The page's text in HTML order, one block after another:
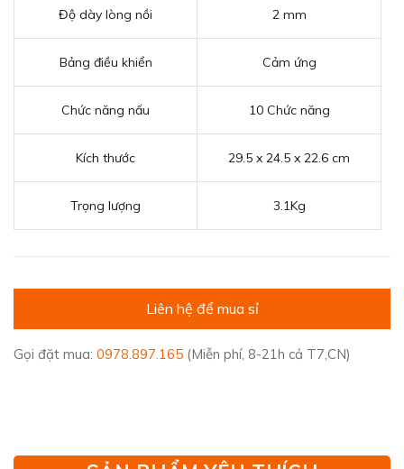
Độ dày lòng nồi 2 mm
Bảng điều khiển Cảm ứng
Chức năng nấu 10 Chức năng
Kích thước 29.5 x 24.5 x 22.6 cm
Trọng lượng 3.1Kg
Liên hệ để mua sỉ
Gọi đặt mua: 0978.897.165 (Miễn phí, 8-21h cả T7,CN)